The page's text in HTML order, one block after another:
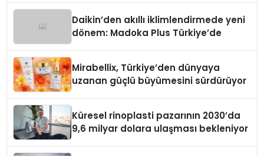
Daikin’den akıllı iklimlendirmede yeni
dönem: Madoka Plus Türkiye’de
Mirabellix, Türkiye’den dünyaya
uzanan güçlü büyümesini sürdürüyor
Küresel rinoplasti pazarının 2030’da
9,6 milyar dolara ulaşması bekleniyor